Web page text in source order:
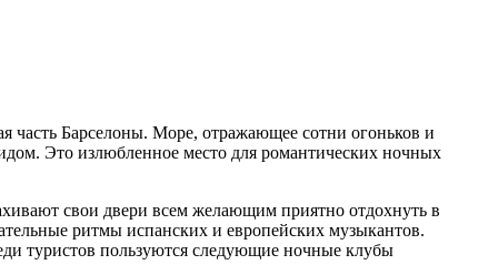
часть Барселоны. Море, отражающее сотни огоньков и
Это излюбленное место для романтических ночных
свои двери всем желающим приятно отдохнуть в
ритмы испанских и европейских музыкантов.
туристов пользуются следующие ночные клубы